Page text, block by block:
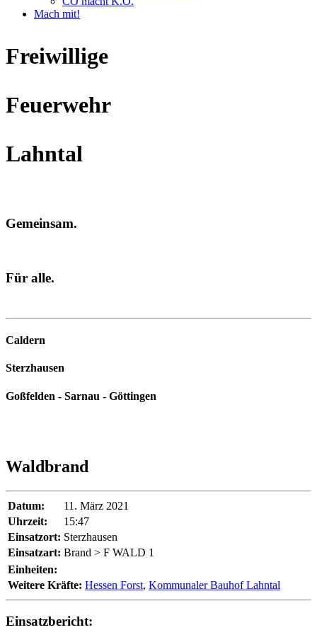
Mach mit!
Freiwillige
Feuerwehr
Lahntal
Gemeinsam.
Für alle.
Caldern
Sterzhausen
Goßfelden - Sarnau - Göttingen
Waldbrand
Datum:
11. März 2021
Uhrzeit:
15:47
Einsatzort: Sterzhausen
Einsatzart: Brand > F WALD 1
Einheiten:
Weitere Kräfte: Hessen Forst, Kommunaler Bauhof Lahntal
Einsatzbericht: